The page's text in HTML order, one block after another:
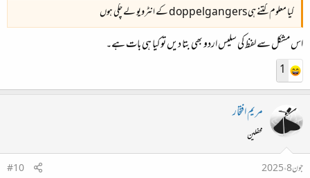
کیا معلوم کتنے ہی doppelgangers کے انٹرویو لے چکی ہوں
اس مشکل سے لفظ کی سلیس اردو بھی بتا دیں تو کیا ہی بات ہے۔
1
مریم افتخار
محفلین
جون 8، 2025
#10